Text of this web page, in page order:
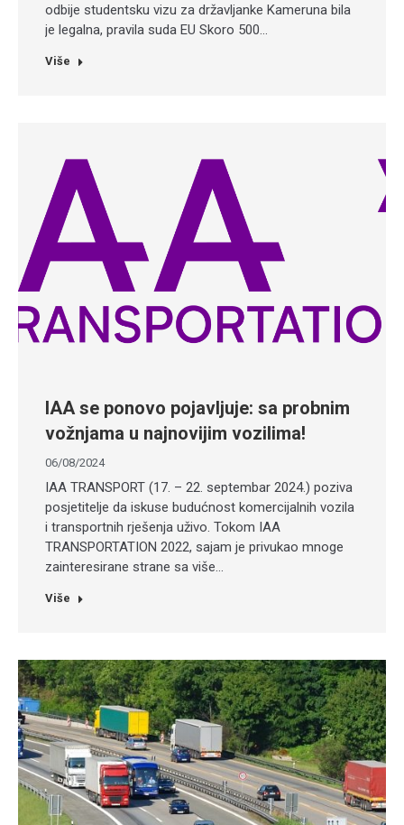
odbije studentsku vizu za državljanke Kameruna bila
je legalna, pravila suda EU Skoro 500…
Više
IAA se ponovo pojavljuje: sa probnim
vožnjama u najnovijim vozilima!
06/08/2024
IAA TRANSPORT (17. – 22. septembar 2024.) poziva
posjetitelje da iskuse budućnost komercijalnih vozila
i transportnih rješenja uživo. Tokom IAA
TRANSPORTATION 2022, sajam je privukao mnoge
zainteresirane strane sa više…
Više